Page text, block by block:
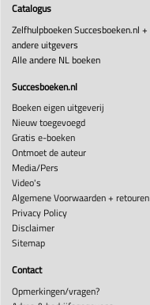
Catalogus
Zelfhulpboeken Succesboeken.nl +
andere uitgevers
Alle andere NL boeken
Succesboeken.nl
Boeken eigen uitgeverij
Nieuw toegevoegd
Gratis e-boeken
Ontmoet de auteur
Media/Pers
Video's
Algemene Voorwaarden + retouren
Privacy Policy
Disclaimer
Sitemap
Contact
Opmerkingen/vragen?